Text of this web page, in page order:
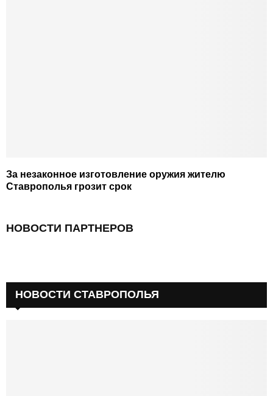
За незаконное изготовление оружия жителю
Ставрополья грозит срок
НОВОСТИ ПАРТНЕРОВ
НОВОСТИ СТАВРОПОЛЬЯ